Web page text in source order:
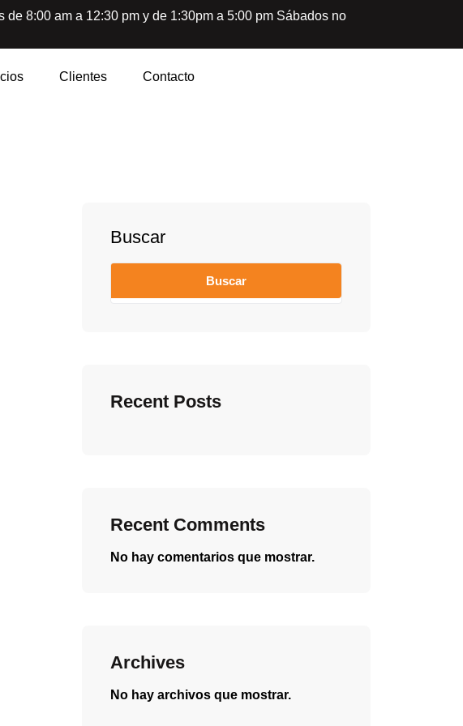
8:00 am a 12:30 pm y de 1:30pm a 5:00 pm Sábados no
Clientes Contacto
Buscar
Buscar
Recent Posts
Recent Comments
No hay comentarios que mostrar.
Archives
No hay archivos que mostrar.